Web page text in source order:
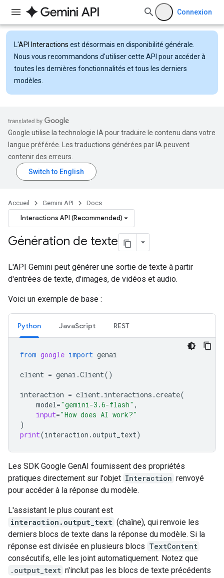
Connexion
L'API Interactions est désormais en disponibilité générale.
Nous vous recommandons d'utiliser cette API pour accéder à
toutes les dernières fonctionnalités et tous les derniers
modèles.
Google utilise la technologie IA pour traduire le contenu dans votre
langue préférée. Les traductions générées par IA peuvent
contenir des erreurs.
Accueil Gemini API Docs
Interactions API (Recommended)
Génération de texte
L'API Gemini peut générer une sortie de texte à partir
d'entrées de texte, d'images, de vidéos et audio.
Voici un exemple de base :
Python JavaScript REST
from google import genai
client = genai .Client()
interaction = client. interactions .create(
model="gemini-3.6-flash" ,
input="How does AI work?"
)
print(interaction .output_text)
Les SDK Google GenAI fournissent des propriétés
pratiques directement sur l'objet Interaction renvoyé
pour accéder à la réponse du modèle.
L'assistant le plus courant est
interaction.output_text (chaîne), qui renvoie les
derniers blocs de texte dans la réponse du modèle. Si la
réponse est divisée en plusieurs blocs TextContent
consécutifs, elle les joint automatiquement. Notez que
.output_text n'inclut pas les blocs de texte précédents